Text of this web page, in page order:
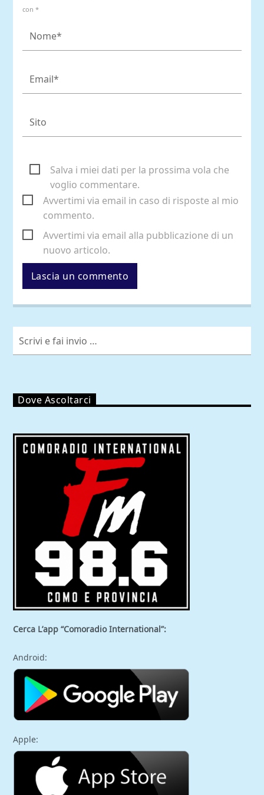
con *
Salva i miei dati per la prossima vola che
voglio commentare.
Avvertimi via email in caso di risposte al mio
commento.
Avvertimi via email alla pubblicazione di un
nuovo articolo.
Dove Ascoltarci
Cerca L’app “Comoradio International”:
Android:
Apple: